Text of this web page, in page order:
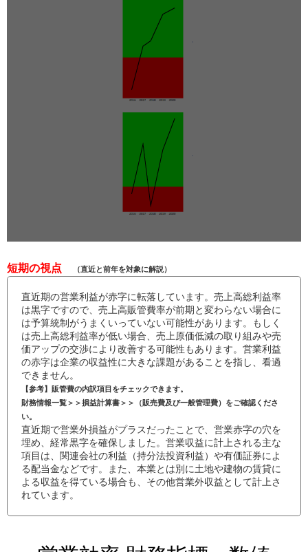
短期の視点 （直近と前年を対象に解説）
直近期の営業利益が赤字に転落しています。売上高総利益率
は黒字ですので、売上高販管費率が前期と変わらない場合に
は予算統制がうまくいっていない可能性があります。もしく
は売上高総利益率が低い場合、売上原価低減の取り組みや売
価アップの交渉により改善する可能性もあります。営業利益
の赤字は企業の収益性に大きな課題があることを指し、看過
できません。
【参考】販管費の内訳項目をチェックできます。
財務情報一覧＞＞損益計算書＞＞（販売費及び一般管理費）をご確認くださ
い。
直近期で営業外損益がプラスだったことで、営業赤字の穴を
埋め、経常黒字を確保しました。営業収益に計上される主な
項目は、関連会社の利益（持分法投資利益）や有価証券によ
る配当金などです。また、本業とは別に土地や建物の賃貸に
よる収益を得ている場合も、その他営業外収益として計上さ
れています。